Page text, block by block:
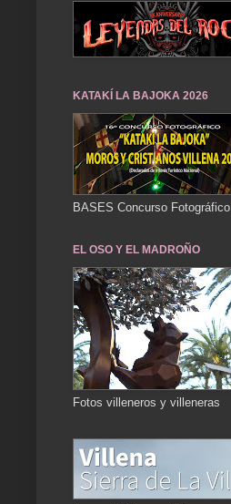
KATAKÍ LA BAJOKA 2026
BASES Concurso Fotográfico
EL OSO Y EL MADROÑO
Fotos villeneros y villeneras